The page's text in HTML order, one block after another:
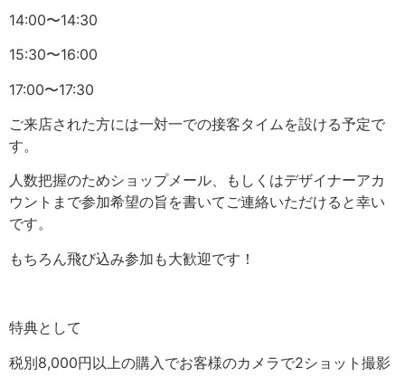
14:00〜14:30
15:30〜16:00
17:00〜17:30
ご来店された方には一対一での接客タイムを設ける予定で
す。
人数把握のためショップメール、もしくはデザイナーアカ
ウントまで参加希望の旨を書いてご連絡いただけると幸い
です。
もちろん飛び込み参加も大歓迎です！
特典として
税別8,000円以上の購入でお客様のカメラで2ショット撮影